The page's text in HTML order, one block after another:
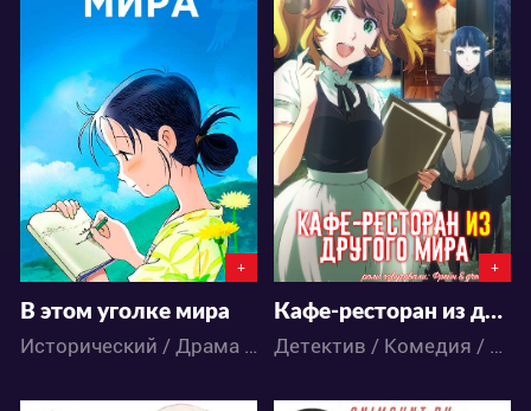
25278
4 25
+
В этом уголке мира
Исторический / Драма / Сёнэн / Аниме
29358
+
Кафе-ресторан из другого мира
Детектив / Комедия / Фэнтези / Аниме